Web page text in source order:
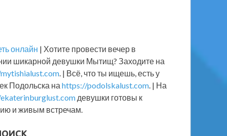
онлайн | Хотите провести вечер в
шикарной девушки Мытищ? Заходите на
. | Всё, что ты ищешь, есть у
Подольска на https://podolskalust.com. | На
девушки готовы к
и живым встречам.